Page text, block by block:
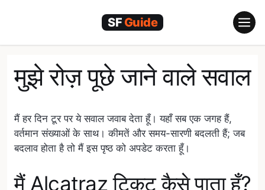
मुझे रोज़ पूछे जाने वाले सवाल
मैं हर दिन टूर पर ये सवाल जवाब देता हूँ। यहाँ सब एक जगह हैं,
वर्तमान संख्याओं के साथ। कीमतें और समय-सारणी बदलती हैं; जब
बदलाव होता है तो मैं इस पृष्ठ को अपडेट करता हूँ।
मैं Alcatraz टिकट कैसे पाता हूँ?